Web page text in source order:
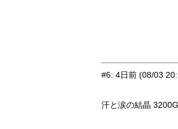
#6: 4日前 (08/03
汗と涙の結晶